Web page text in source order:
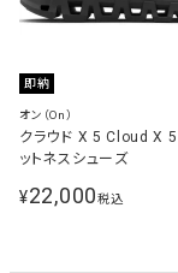
即納
オン（On）
クラウド X 5 Cloud X 5
ットネスシューズ
¥22,000税込